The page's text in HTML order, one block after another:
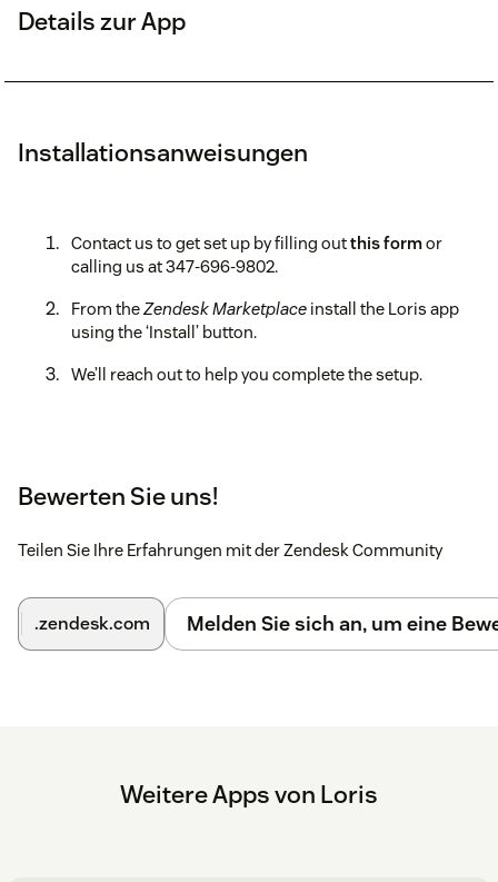
Details zur App
Installationsanweisungen
Contact us to get set up by filling outthis formor
calling us at 347-696-9802.
From theZendesk Marketplace install the Loris app
using the ‘Install’ button.
We’ll reach out to help you complete the setup.
Bewerten Sie uns!
Teilen Sie Ihre Erfahrungen mit der Zendesk Community
.zendesk.com Melden Sie sich an, um eine
Weitere Apps von Loris